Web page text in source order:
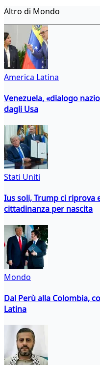
Altro di Mondo
America Latina
Venezuela, «dialogo
dagli Usa
Stati Uniti
Ius soli, Trump ci riprova
cittadinanza per nascita
Mondo
Dal Perù alla Colombia,
Latina